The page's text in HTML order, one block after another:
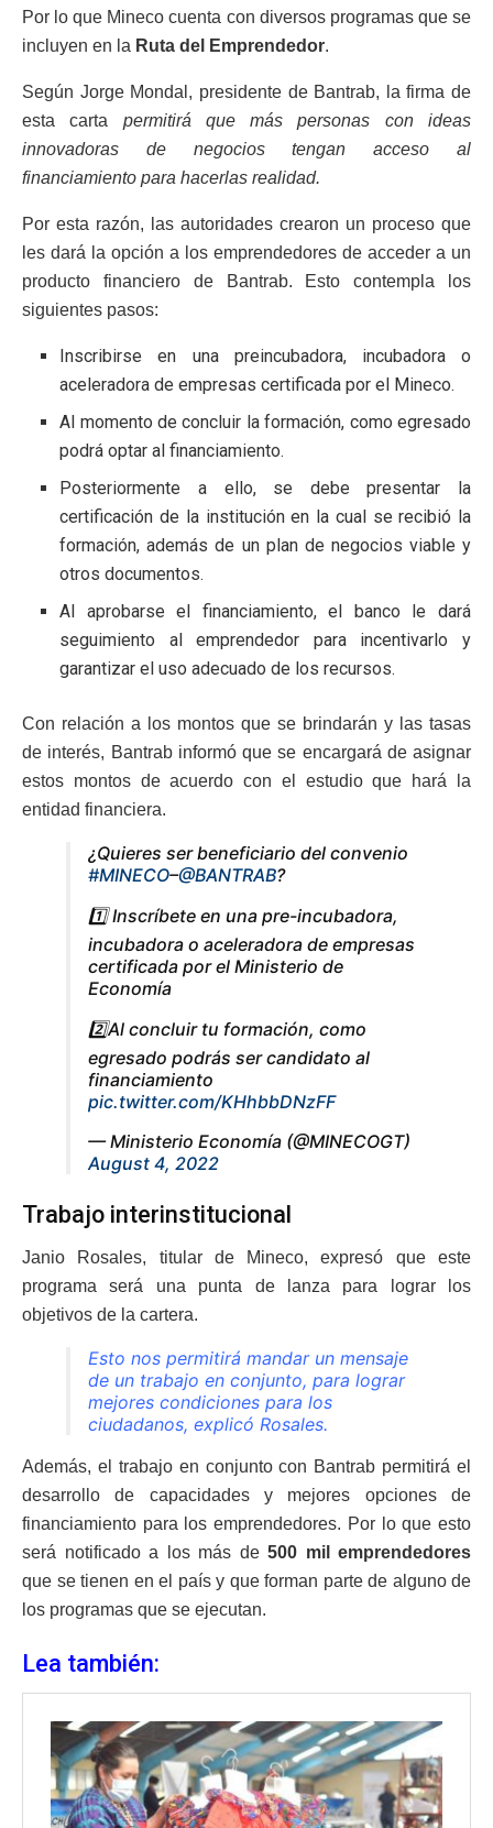
Por lo que Mineco cuenta con diversos programas que se
incluyen en la Ruta del Emprendedor.
Según Jorge Mondal, presidente de Bantrab, la firma de
esta carta permitirá que más personas con ideas
innovadoras de negocios tengan acceso al
financiamiento para hacerlas realidad.
Por esta razón, las autoridades crearon un proceso que
les dará la opción a los emprendedores de acceder a un
producto financiero de Bantrab. Esto contempla los
siguientes pasos:
Inscribirse en una preincubadora, incubadora o
aceleradora de empresas certificada por el Mineco.
Al momento de concluir la formación, como egresado
podrá optar al financiamiento.
Posteriormente a ello, se debe presentar la
certificación de la institución en la cual se recibió la
formación, además de un plan de negocios viable y
otros documentos.
Al aprobarse el financiamiento, el banco le dará
seguimiento al emprendedor para incentivarlo y
garantizar el uso adecuado de los recursos.
Con relación a los montos que se brindarán y las tasas
de interés, Bantrab informó que se encargará de asignar
estos montos de acuerdo con el estudio que hará la
entidad financiera.
¿Quieres ser beneficiario del convenio
#MINECO–@BANTRAB?
1️⃣ Inscríbete en una pre-incubadora,
incubadora o aceleradora de empresas
certificada por el Ministerio de
Economía
2️⃣Al concluir tu formación, como
egresado podrás ser candidato al
financiamiento
pic.twitter.com/KHhbbDNzFF
— Ministerio Economía (@MINECOGT)
August 4, 2022
Trabajo interinstitucional
Janio Rosales, titular de Mineco, expresó que este
programa será una punta de lanza para lograr los
objetivos de la cartera.
Esto nos permitirá mandar un mensaje
de un trabajo en conjunto, para lograr
mejores condiciones para los
ciudadanos, explicó Rosales.
Además, el trabajo en conjunto con Bantrab permitirá el
desarrollo de capacidades y mejores opciones de
financiamiento para los emprendedores. Por lo que esto
será notificado a los más de500 mil emprendedores
que se tienen en el país y que forman parte de alguno de
los programas que se ejecutan.
Lea también: